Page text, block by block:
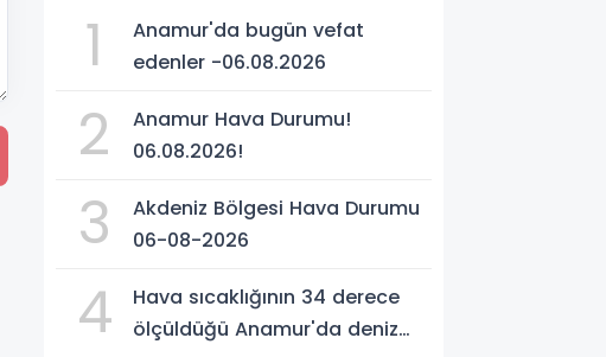
1
Anamur'da bugün vefat
edenler -06.08.2026
2
Anamur Hava Durumu!
06.08.2026!
3
Akdeniz Bölgesi Hava Durumu
06-08-2026
4
Hava sıcaklığının 34 derece
ölçüldüğü Anamur'da deniz